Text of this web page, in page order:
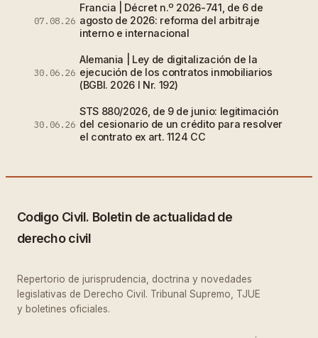
07.08.26
Francia | Décret n.º 2026-741, de 6 de
agosto de 2026: reforma del arbitraje
interno e internacional
30.06.26
Alemania | Ley de digitalización de la
ejecución de los contratos inmobiliarios
(BGBl. 2026 I Nr. 192)
30.06.26
STS 880/2026, de 9 de junio: legitimación
del cesionario de un crédito para resolver
el contrato ex art. 1124 CC
Codigo Civil. Boletin de actualidad de
derecho civil
Repertorio de jurisprudencia, doctrina y novedades
legislativas de Derecho Civil. Tribunal Supremo, TJUE
y boletines oficiales.